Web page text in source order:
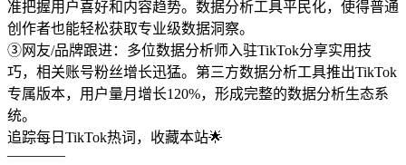
准把握用户喜好和内容趋势。数据分析工具平民化，使得普通
创作者也能轻松获取专业级数据洞察。
③网友/品牌跟进：多位数据分析师入驻TikTok分享实用技
巧，相关账号粉丝增长迅猛。第三方数据分析工具推出TikTok
专属版本，用户量月增长120%，形成完整的数据分析生态系
统。
追踪每日TikTok热词，收藏本站🌟
————